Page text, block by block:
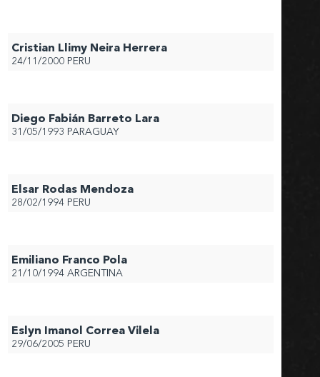
Cristian Llimy Neira Herrera
24/11/2000 PERU
Diego Fabián Barreto Lara
31/05/1993 PARAGUAY
Elsar Rodas Mendoza
28/02/1994 PERU
Emiliano Franco Pola
21/10/1994 ARGENTINA
Eslyn Imanol Correa Vilela
29/06/2005 PERU